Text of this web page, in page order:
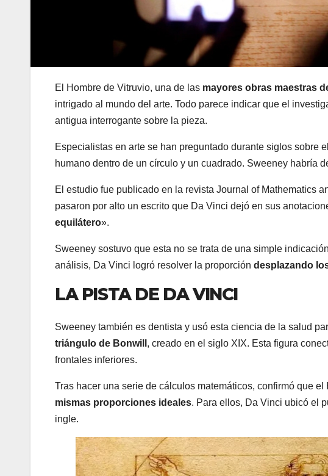
El Hombre de Vitruvio, una de las mayores obras maestras
intrigado al mundo del arte. Todo parece indicar que el
antigua interrogante sobre la pieza.
Especialistas en arte se han preguntado durante siglos sobre
humano dentro de un círculo y un cuadrado. Sweeney habría
El estudio fue publicado en la revista Journal of Mathematics
pasaron por alto un escrito que Da Vinci dejó en sus
equilátero».
Sweeney sostuvo que esta no se trata de una simple
análisis, Da Vinci logró resolver la proporción desplazando
LA PISTA DE DA VINCI
Sweeney también es dentista y usó esta ciencia de la salud
triángulo de Bonwill , creado en el siglo XIX. Esta figura
frontales inferiores.
Tras hacer una serie de cálculos matemáticos, confirmó que
mismas proporciones ideales. Para ellos, Da Vinci ubicó el
ingle.